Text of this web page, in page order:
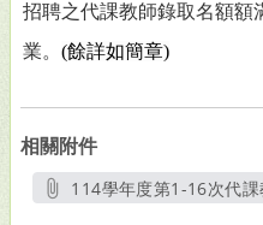
招聘之代課教師錄取名額額
業。 (餘詳如簡章)
相關附件
114學年度第1-16次代